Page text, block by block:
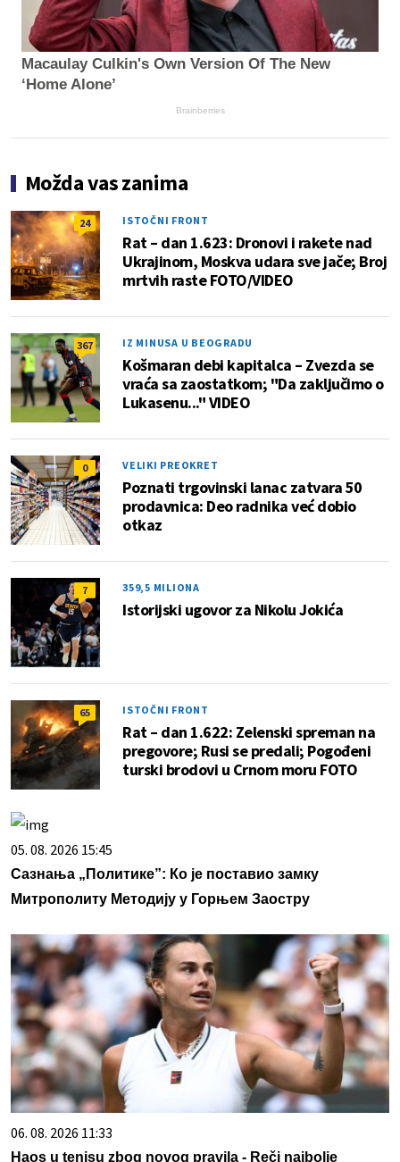
Macaulay Culkin's Own Version Of The New
‘Home Alone’
Brainberries
Možda vas zanima
24 ISTOČNI FRONT
Rat – dan 1.623: Dronovi i rakete nad
Ukrajinom, Moskva udara sve jače; Broj
mrtvih raste FOTO/VIDEO
367 IZ MINUSA U BEOGRADU
Košmaran debi kapitalca – Zvezda se
vraća sa zaostatkom; "Da zaključimo o
Lukasenu..." VIDEO
0 VELIKI PREOKRET
Poznati trgovinski lanac zatvara 50
prodavnica: Deo radnika već dobio
otkaz
7 359,5 MILIONA
Istorijski ugovor za Nikolu Jokića
65 ISTOČNI FRONT
Rat – dan 1.622: Zelenski spreman na
pregovore; Rusi se predali; Pogođeni
turski brodovi u Crnom moru FOTO
05. 08. 2026 15:45
Сазнања „Политике”: Ко је поставио замку
Митрополиту Методију у Горњем Заостру
06. 08. 2026 11:33
Haos u tenisu zbog novog pravila - Reči najbolje